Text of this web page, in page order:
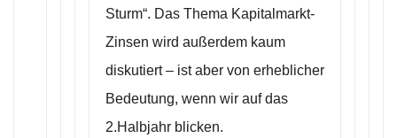
Sturm“. Das Thema Kapitalmarkt-
Zinsen wird außerdem kaum
diskutiert – ist aber von erheblicher
Bedeutung, wenn wir auf das
2.Halbjahr blicken.